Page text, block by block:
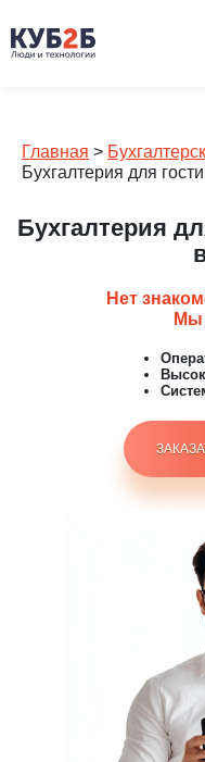
Главная >
Бухгалтерия для
Бухгалтерия
Нет
Мы